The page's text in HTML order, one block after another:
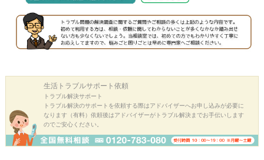
生活トラブルサポート依頼
トラブル解決サポート
トラブル解決のサポートを依頼する際はアドバイザーへお申し込みが必要に
なります（有料）依頼後はアドバイザーがトラブル解決までお手伝いします
のでご安心ください。